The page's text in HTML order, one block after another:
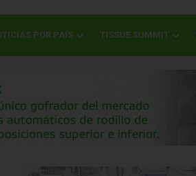
POR PAÍS TISSUE SUMMIT